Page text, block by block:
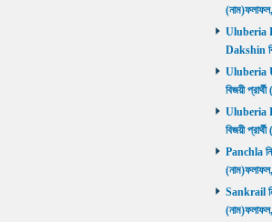
Uluberia
Dakshin
Uluberia
বিজয়ী
Uluberia
বিজয়ী
Panchla
Sankrail